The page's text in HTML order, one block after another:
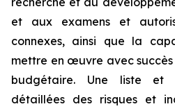
et aux examens et
connexes, ainsi que la
mettre en œuvre avec succès
budgétaire. Une liste et
détaillées des risques et